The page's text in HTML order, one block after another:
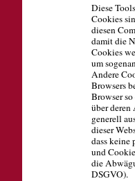
Diese
Cookies
diesen
damit die
Cookies
um
Andere
Browsers
Browser
über deren
generell
dieser
dass keine
und
die
DSGVO).